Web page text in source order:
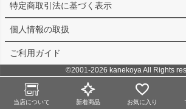
当店について 新着商品 お気に入り
特定商取引法に基づく表示
個人情報の取扱
ご利用ガイド
©2001-2026 kanekoya All Rights